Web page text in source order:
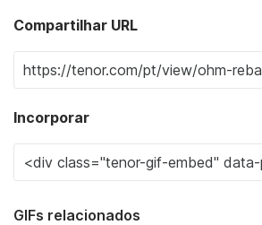
Compartilhar URL
Incorporar
GIFs relacionados